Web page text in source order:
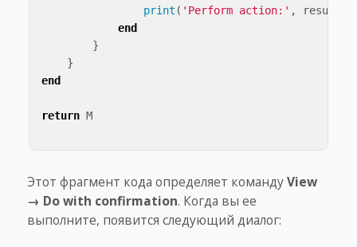
print ( 'Perform action:' , result
end
}
}
end
return M
Этот фрагмент кода определяет командуView
→ Do with confirmation. Когда вы ее
выполните, появится следующий диалог: